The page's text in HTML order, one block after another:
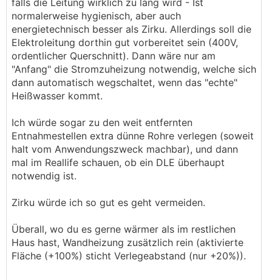
falls die Leitung wirklich zu lang wird - Ist
normalerweise hygienisch, aber auch
energietechnisch besser als Zirku. Allerdings soll die
Elektroleitung dorthin gut vorbereitet sein (400V,
ordentlicher Querschnitt). Dann wäre nur am
"Anfang" die Stromzuheizung notwendig, welche sich
dann automatisch wegschaltet, wenn das "echte"
Heißwasser kommt.
Ich würde sogar zu den weit entfernten
Entnahmestellen extra dünne Rohre verlegen (soweit
halt vom Anwendungszweck machbar), und dann
mal im Reallife schauen, ob ein DLE überhaupt
notwendig ist.
Zirku würde ich so gut es geht vermeiden.
Überall, wo du es gerne wärmer als im restlichen
Haus hast, Wandheizung zusätzlich rein (aktivierte
Fläche (+100%) sticht Verlegeabstand (nur +20%)).